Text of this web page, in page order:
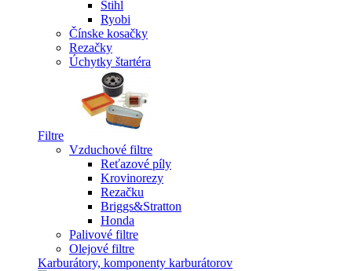
Stihl
Ryobi
Čínske kosačky
Rezačky
Úchytky štartéra
Filtre
Vzduchové filtre
Reťazové píly
Krovinorezy
Rezačku
Briggs&Stratton
Honda
Palivové filtre
Olejové filtre
Karburátory, komponenty karburátorov